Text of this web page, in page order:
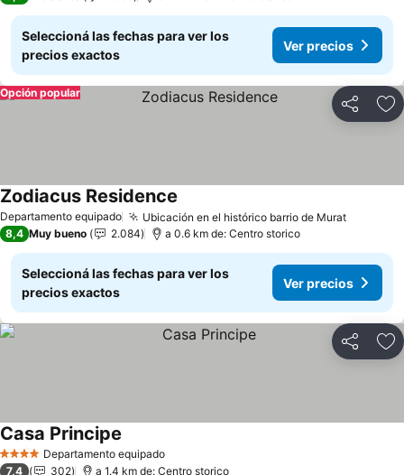
Seleccioná las fechas para ver los
precios exactos
Ver precios
Compartir
Opción popular
Departamento equipado Ubicación en el histórico barrio de Murat
Zodiacus Residence
8,4 Muy bueno 2.084 a 0.6 km de: Centro storico
Seleccioná las fechas para ver los
precios exactos
Ver precios
Compartir
4 EstrellasDepartamento equipado
Casa Principe
7,4 302 a 1.4 km de: Centro storico